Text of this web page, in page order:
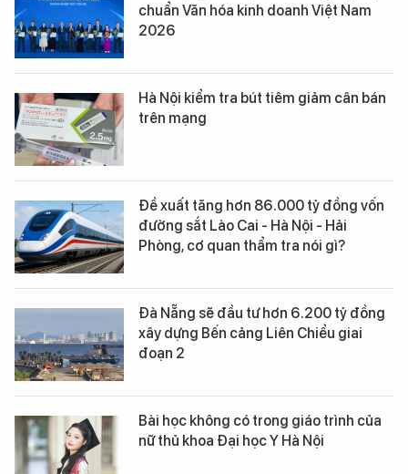
chuẩn Văn hóa kinh doanh Việt Nam
2026
Hà Nội kiểm tra bút tiêm giảm cân bán
trên mạng
Đề xuất tăng hơn 86.000 tỷ đồng vốn
đường sắt Lào Cai - Hà Nội - Hải
Phòng, cơ quan thẩm tra nói gì?
Đà Nẵng sẽ đầu tư hơn 6.200 tỷ đồng
xây dựng Bến cảng Liên Chiểu giai
đoạn 2
Bài học không có trong giáo trình của
nữ thủ khoa Đại học Y Hà Nội